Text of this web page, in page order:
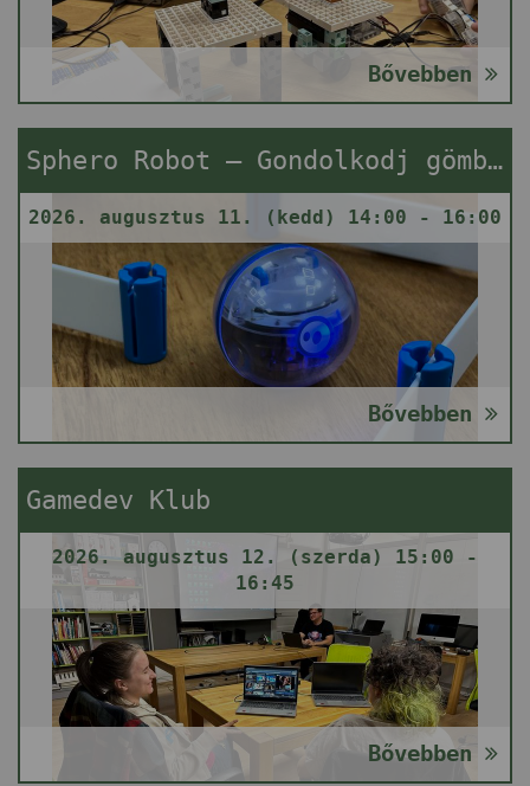
Bővebben
Sphero Robot – Gondolkodj gömbben!
2026. augusztus 11. (kedd) 14:00 - 16:00
Bővebben
Gamedev Klub
2026. augusztus 12. (szerda) 15:00 -
16:45
Bővebben